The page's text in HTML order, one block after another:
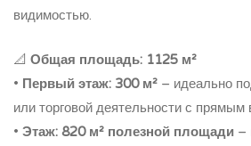
видимостью.
📐 Общая площадь: 1125 м²
• Первый этаж: 300 м² – идеально
или торговой деятельности с
• Этаж: 820 м² полезной площади –